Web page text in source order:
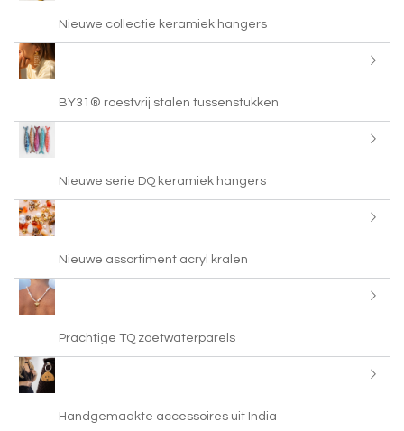
Nieuwe collectie keramiek hangers
BY31® roestvrij stalen tussenstukken
Nieuwe serie DQ keramiek hangers
Nieuwe assortiment acryl kralen
Prachtige TQ zoetwaterparels
Handgemaakte accessoires uit India